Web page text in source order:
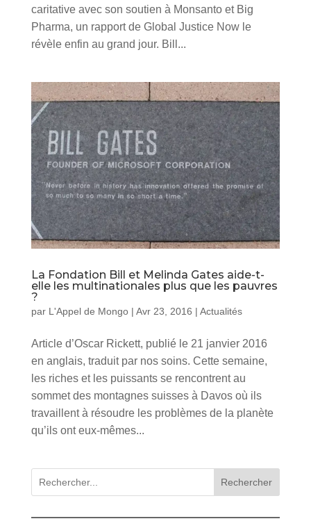
caritative avec son soutien à Monsanto et Big
Pharma, un rapport de Global Justice Now le
révèle enfin au grand jour. Bill...
La Fondation Bill et Melinda Gates aide-t-
elle les multinationales plus que les pauvres
?
par L'Appel de Mongo| Avr 23, 2016 | Actualités
Article d’Oscar Rickett, publié le 21 janvier 2016
en anglais, traduit par nos soins. Cette semaine,
les riches et les puissants se rencontrent au
sommet des montagnes suisses à Davos où ils
travaillent à résoudre les problèmes de la planète
qu’ils ont eux-mêmes...
Rechercher